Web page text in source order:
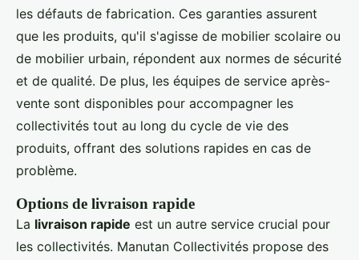
les défauts de fabrication. Ces garanties assurent
que les produits, qu'il s'agisse de mobilier scolaire ou
de mobilier urbain, répondent aux normes de sécurité
et de qualité. De plus, les équipes de service après-
vente sont disponibles pour accompagner les
collectivités tout au long du cycle de vie des
produits, offrant des solutions rapides en cas de
problème.
Options de livraison rapide
La livraison rapide est un autre service crucial pour
les collectivités. Manutan Collectivités propose des